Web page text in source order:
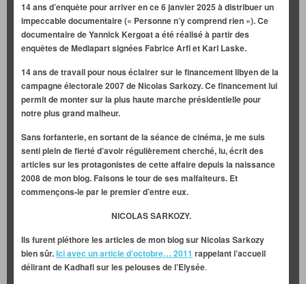
14 ans d’enquête pour arriver en ce 6 janvier 2025 à distribuer un
impeccable documentaire (« Personne n’y comprend rien »). Ce
documentaire de Yannick Kergoat a été réalisé à partir des
enquêtes de Mediapart signées Fabrice Arfi et Karl Laske.
14 ans de travail pour nous éclairer sur le financement libyen de la
campagne électorale 2007 de Nicolas Sarkozy. Ce financement lui
permit de monter sur la plus haute marche présidentielle pour
notre plus grand malheur.
Sans forfanterie, en sortant de la séance de cinéma, je me suis
senti plein de fierté d’avoir régulièrement cherché, lu, écrit des
articles sur les protagonistes de cette affaire depuis la naissance
2008 de mon blog. Faisons le tour de ses malfaiteurs. Et
commençons-le par le premier d’entre eux.
NICOLAS SARKOZY.
Ils furent pléthore les articles de mon blog sur Nicolas Sarkozy
bien sûr.Ici avec un article d’octobre… 2011 rappelant l’accueil
délirant de Kadhafi sur les pelouses de l’Elysée.